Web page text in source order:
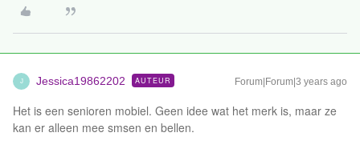
J Jessica19862202 AUTEUR Forum|Forum|3 years ago
Het is een senioren mobiel. Geen idee wat het merk is, maar ze
kan er alleen mee smsen en bellen.